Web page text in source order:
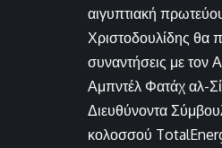
αιγυπτιακή
Χριστοδουλίδης θα
συναντήσεις με τον
Αμπντέλ Φατάχ αλ-
Διευθύνοντα
κολοσσού